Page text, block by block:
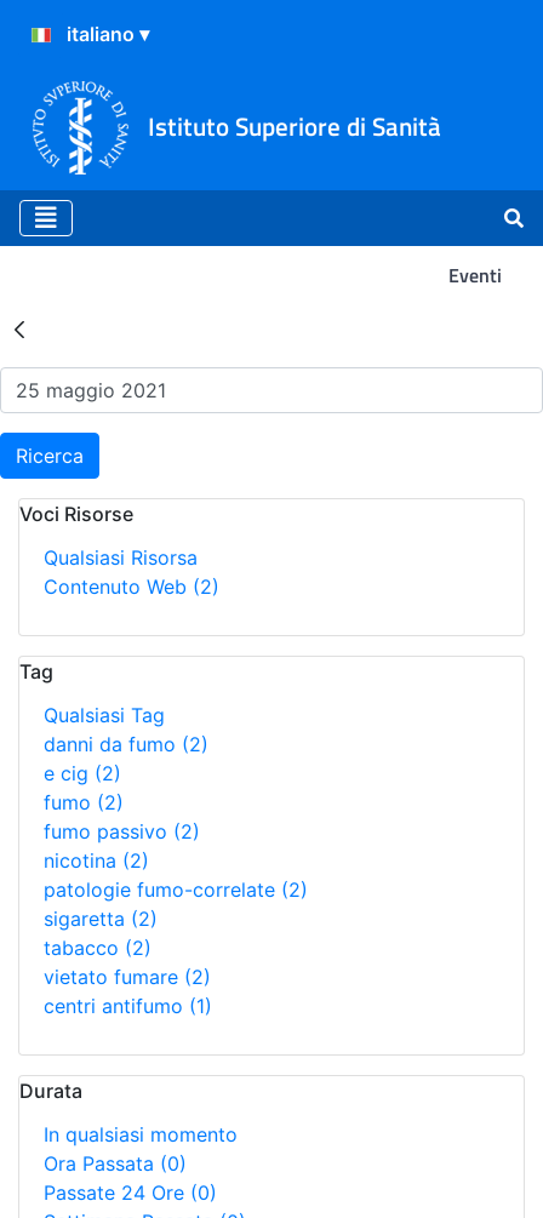
Istituto Superiore di Sanità
Eventi
Risultati della Ricerca -
Ricerca
Voci Risorse
Qualsiasi Risorsa
Contenuto Web (2)
Tag
Qualsiasi Tag
danni da fumo (2)
e cig (2)
fumo (2)
fumo passivo (2)
nicotina (2)
patologie fumo-correlate (2)
sigaretta (2)
tabacco (2)
vietato fumare (2)
centri antifumo (1)
Durata
In qualsiasi momento
Ora Passata (0)
Passate 24 Ore (0)